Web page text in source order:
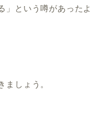
」という噂があったよ
ましょう。